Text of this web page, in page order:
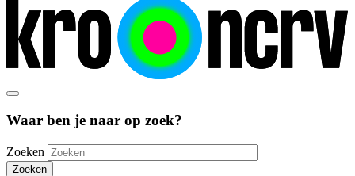
Waar ben je naar op zoek?
Zoeken
Zoeken